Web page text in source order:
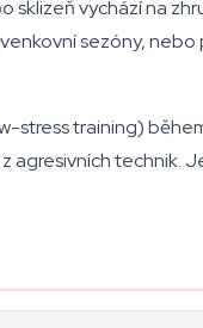
vychází na
sezóny,
training)
technik.